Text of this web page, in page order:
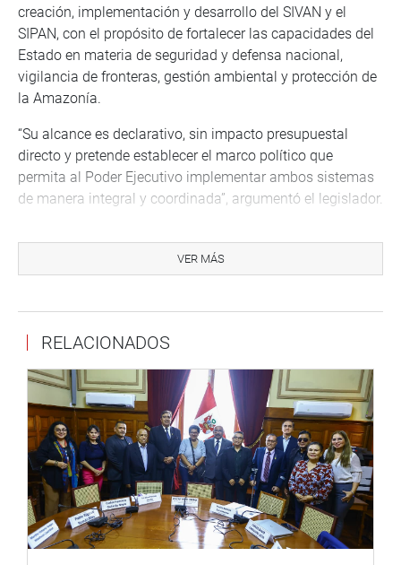
creación, implementación y desarrollo del SIVAN y el
SIPAN, con el propósito de fortalecer las capacidades del
Estado en materia de seguridad y defensa nacional,
vigilancia de fronteras, gestión ambiental y protección de
la Amazonía.
“Su alcance es declarativo, sin impacto presupuestal
directo y pretende establecer el marco político que
permita al Poder Ejecutivo implementar ambos sistemas
de manera integral y coordinada”, argumentó el legislador.
observaciones, las cuales fueron levantadas por la
comisión, precisando los fines diferenciados entre ambos
Cueto Aservi hizo hincapié en que la insistencia se
fundamenta en la necesidad de un marco legal explícito
que respalde la actuación del Ministerio de Defensa y de
la Fuerza Aérea del Perú en la protección amazónica, sin
invadir competencias de otros sectores, reafirmando el
principio de colaboración interinstitucional.
“La Amazonía no solo es el pulmón ambiental del país,
sino un espacio estratégico para la defensa nacional y la
prevención de los delitos transnacionales”, remarcó.
VER MÁS
RELACIONADOS